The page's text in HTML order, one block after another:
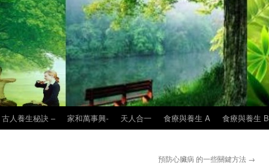
古人養生秘訣 – 家和萬事興- 天人合一 食療與養生 A 食療與養生 B
預防心臟病 的一些關鍵方法 →